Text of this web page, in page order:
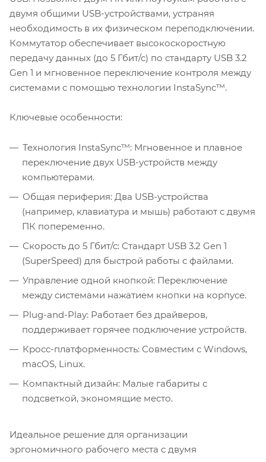
двумя общими USB-устройствами, устраняя
необходимость в их физическом переподключении.
Коммутатор обеспечивает высокоскоростную
передачу данных (до 5 Гбит/с) по стандарту USB 3.2
Gen 1 и мгновенное переключение контроля между
системами с помощью технологии InstaSync™.
Ключевые особенности:
Технология InstaSync™: Мгновенное и плавное
переключение двух USB-устройств между
компьютерами.
Общая периферия: Два USB-устройства
(например, клавиатура и мышь) работают с двумя
ПК попеременно.
Скорость до 5 Гбит/с: Стандарт USB 3.2 Gen 1
(SuperSpeed) для быстрой работы с файлами.
Управление одной кнопкой: Переключение
между системами нажатием кнопки на корпусе.
Plug-and-Play: Работает без драйверов,
поддерживает горячее подключение устройств.
Кросс-платформенность: Совместим с Windows,
macOS, Linux.
Компактный дизайн: Малые габариты с
подсветкой, экономящие место.
Идеальное решение для организации
эргономичного рабочего места с двумя